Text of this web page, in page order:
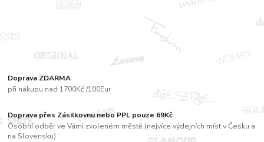
Doprava ZDARMA
při nákupu nad 1700Kč /100Eur
Doprava přes Zásilkovnu nebo PPL pouze 69Kč
Osobní odběr ve Vámi zvoleném městě (nejvíce výdejních míst v Česku a
na Slovensku)